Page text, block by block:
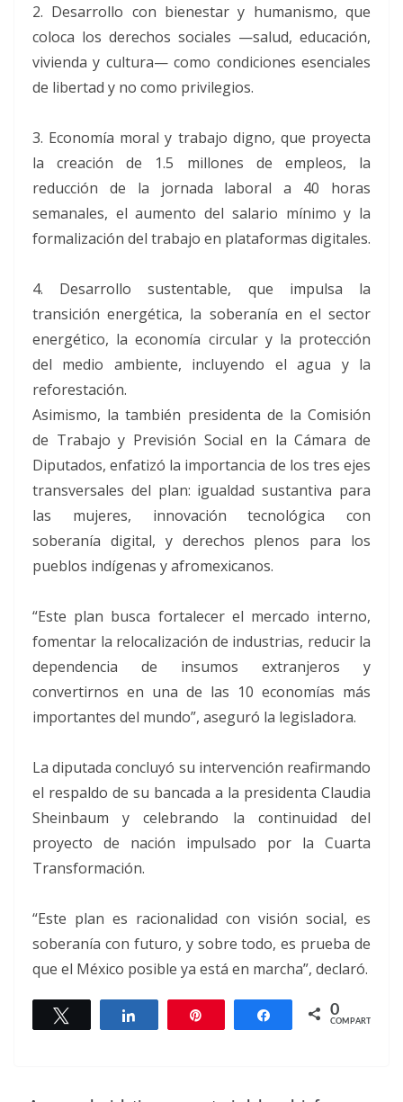
2. Desarrollo con bienestar y humanismo, que
coloca los derechos sociales —salud, educación,
vivienda y cultura— como condiciones esenciales
de libertad y no como privilegios.
3. Economía moral y trabajo digno, que proyecta
la creación de 1.5 millones de empleos, la
reducción de la jornada laboral a 40 horas
semanales, el aumento del salario mínimo y la
formalización del trabajo en plataformas digitales.
4. Desarrollo sustentable, que impulsa la
transición energética, la soberanía en el sector
energético, la economía circular y la protección
del medio ambiente, incluyendo el agua y la
reforestación.
Asimismo, la también presidenta de la Comisión
de Trabajo y Previsión Social en la Cámara de
Diputados, enfatizó la importancia de los tres ejes
transversales del plan: igualdad sustantiva para
las mujeres, innovación tecnológica con
soberanía digital, y derechos plenos para los
pueblos indígenas y afromexicanos.
“Este plan busca fortalecer el mercado interno,
fomentar la relocalización de industrias, reducir la
dependencia de insumos extranjeros y
convertirnos en una de las 10 economías más
importantes del mundo”, aseguró la legisladora.
La diputada concluyó su intervención reafirmando
el respaldo de su bancada a la presidenta Claudia
Sheinbaum y celebrando la continuidad del
proyecto de nación impulsado por la Cuarta
Transformación.
“Este plan es racionalidad con visión social, es
soberanía con futuro, y sobre todo, es prueba de
que el México posible ya está en marcha”, declaró.
Twittear Compartir Compartir
0
COMPARTIR